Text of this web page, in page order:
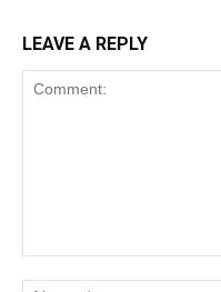
LEAVE A REPLY